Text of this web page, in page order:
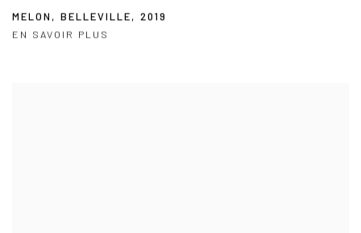
MELON , BELLEVILLE, 2019
EN SAVOIR PLUS